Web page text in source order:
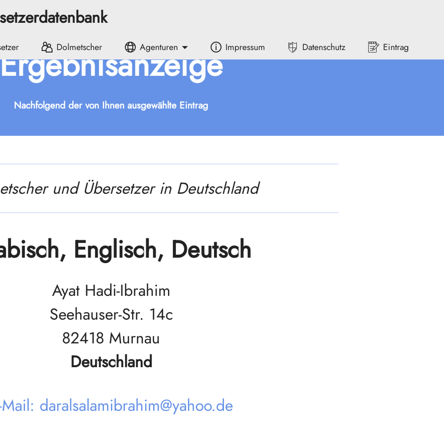
Dolmetscher Agenturen Impressum Datenschutz Eintrag
Ergebnisanzeige
Nachfolgend der von Ihnen ausgewählte Eintrag
und Übersetzer in Deutschland
Englisch, Deutsch
Ayat Hadi-Ibrahim
Seehauser-Str. 14c
82418 Murnau
Deutschland
daralsalamibrahim@yahoo.de